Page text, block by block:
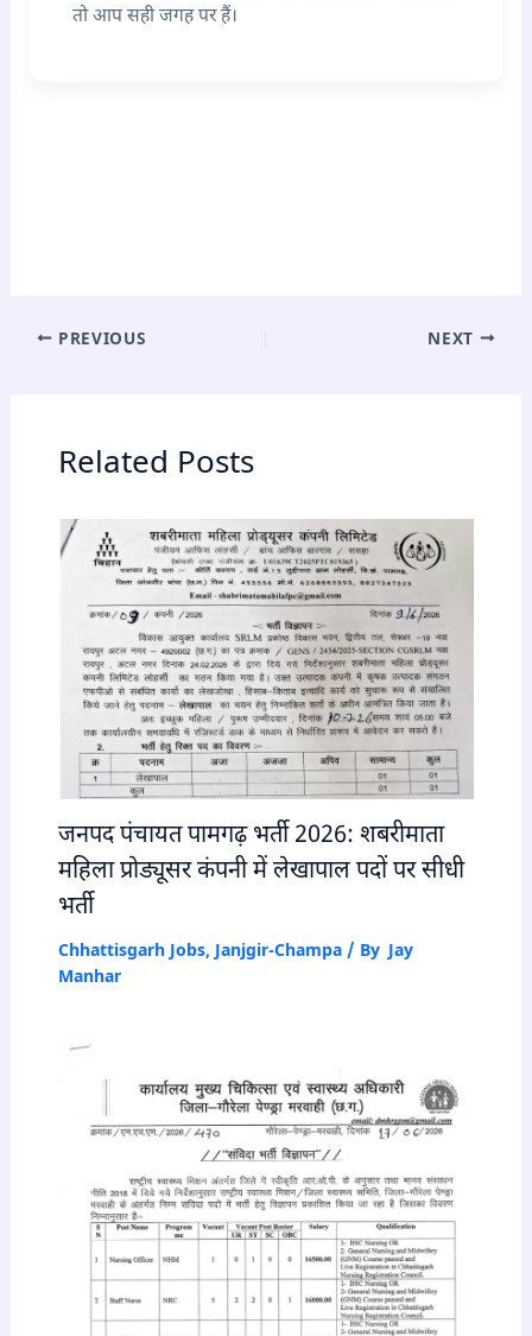
तो आप सही जगह पर हैं।
PREVIOUS NEXT
Related Posts
जनपद पंचायत पामगढ़ भर्ती 2026: शबरीमाता
महिला प्रोड्यूसर कंपनी में लेखापाल पदों पर सीधी
भर्ती
Chhattisgarh Jobs,Janjgir-Champa/ By Jay
Manhar